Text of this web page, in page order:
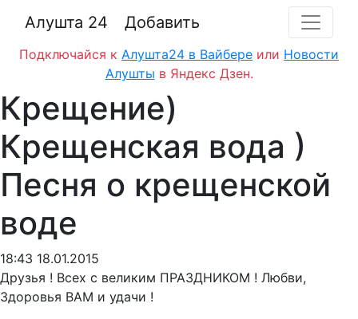
Алушта 24 Добавить
Подключайся к Алушта24 в Вайбере или Новости
Алушты в Яндекс Дзен.
Крещение)
Крещенская вода )
Песня о крещенской
воде
18:43 18.01.2015
Друзья ! Всех с великим ПРАЗДНИКОМ ! Любви,
Здоровья ВАМ и удачи !